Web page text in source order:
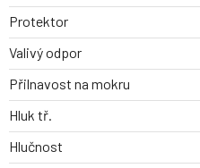
Protektor
Valivý odpor
Přilnavost na mokru
Hluk tř.
Hlučnost